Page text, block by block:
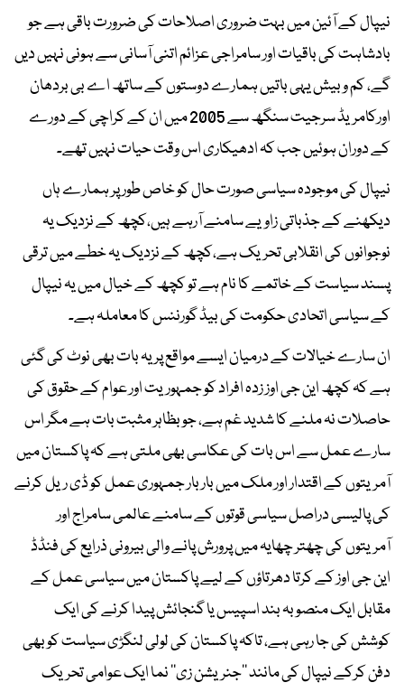
نیپال کے آئین میں بہت ضروری اصلاحات کی ضرورت باقی ہے جو
بادشاہت کی باقیات اور سامراجی عزائم اتنی آسانی سے ہونی نہیں دیں
گے، کم و بیش یہی باتیں ہمارے دوستوں کے ساتھ اے بی بردھان
اورکامریڈ سرجیت سنگھ سے 2005 میں ان کے کراچی کے دورے
کے دوران ہوئیں جب کہ ادھیکاری اس وقت حیات نہیں تھے۔
نیپال کی موجودہ سیاسی صورت حال کو خاص طور پر ہمارے ہاں
دیکھنے کے جذباتی زاویے سامنے آرہے ہیں،کچھ کے نزدیک یہ
نوجوانوں کی انقلابی تحریک ہے،کچھ کے نزدیک یہ خطے میں ترقی
پسند سیاست کے خاتمے کا نام ہے تو کچھ کے خیال میں یہ نیپال
کے سیاسی اتحادی حکومت کی بیڈ گورننس کا معاملہ ہے۔
ان سارے خیالات کے درمیان ایسے مواقع پر یہ بات بھی نوٹ کی گئی
ہے کہ کچھ این جی اوز زدہ افراد کو جمہوریت اور عوام کے حقوق کی
حاصلات نہ ملنے کا شدید غم ہے، جو بظاہر مثبت بات ہے مگر اس
سارے عمل سے اس بات کی عکاسی بھی ملتی ہے کہ پاکستان میں
آمریتوں کے اقتدار اور ملک میں بار بار جمہوری عمل کو ڈی ریل کرنے
کی پالیسی دراصل سیاسی قوتوں کے سامنے عالمی سامراج اور
آمریتوں کی چھتر چھایہ میں پرورش پانے والی بیرونی ذرایع کی فنڈڈ
این جی اوز کے کرتا دھرتاؤں کے لیے پاکستان میں سیاسی عمل کے
مقابل ایک منصوبہ بند اسپیس یا گنجائش پیدا کرنے کی ایک
کوشش کی جا رہی ہے، تاکہ پاکستان کی لولی لنگڑی سیاست کو بھی
دفن کرکے نیپال کی مانند ’’جنریشن زی‘‘ نما ایک عوامی تحریک